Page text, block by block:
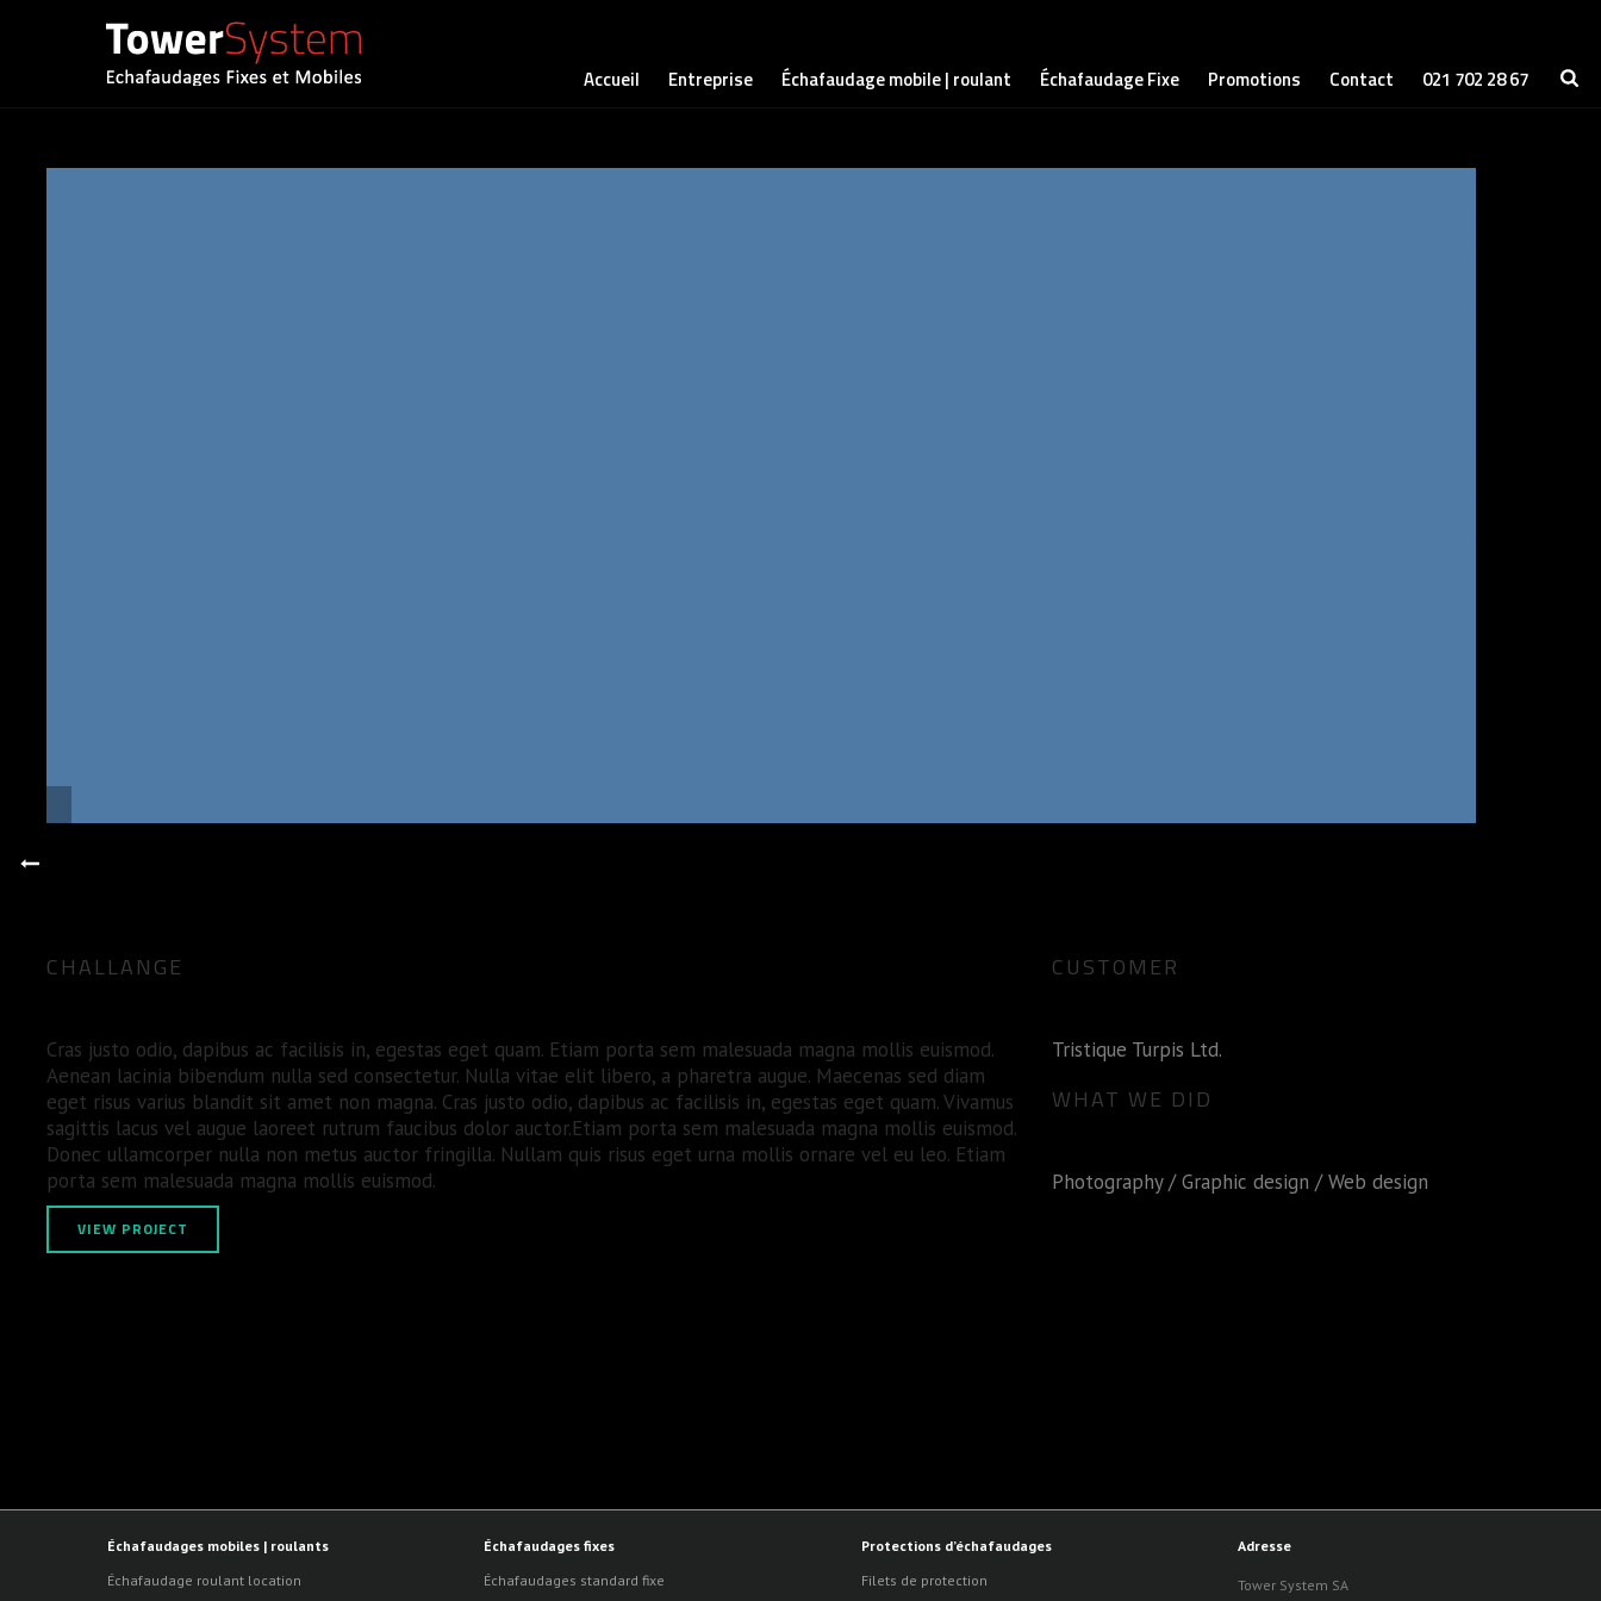
Accueil Entreprise Échafaudage mobile | roulant Échafaudage Fixe Promotions Contact 021 702 28 67
CHALLANGE
Cras justo odio, dapibus ac facilisis in, egestas eget quam. Etiam porta sem malesuada magna mollis euismod.
Aenean lacinia bibendum nulla sed consectetur. Nulla vitae elit libero, a pharetra augue. Maecenas sed diam
eget risus varius blandit sit amet non magna. Cras justo odio, dapibus ac facilisis in, egestas eget quam. Vivamus
sagittis lacus vel augue laoreet rutrum faucibus dolor auctor.Etiam porta sem malesuada magna mollis euismod.
Donec ullamcorper nulla non metus auctor fringilla. Nullam quis risus eget urna mollis ornare vel eu leo. Etiam
porta sem malesuada magna mollis euismod.
VIEW PROJECT
CUSTOMER
Tristique Turpis Ltd.
WHAT WE DID
Photography / Graphic design / Web design
Échafaudages mobiles | roulants
Échafaudage roulant location
Échafaudages fixes
Échafaudages standard fixe
Protections d’échafaudages
Filets de protection
Adresse
Tower System SA